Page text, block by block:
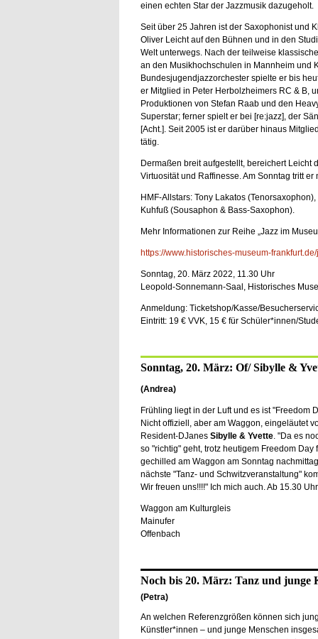
einen echten Star der Jazzmusik dazugeholt.
Seit über 25 Jahren ist der Saxophonist und
Oliver Leicht auf den Bühnen und in den
Welt unterwegs. Nach der teilweise
an den Musikhochschulen in Mannheim und
Bundesjugendjazzorchester spielte er bis
er Mitglied in Peter Herbolzheimers RC & B,
Produktionen von Stefan Raab und den
Superstar; ferner spielt er bei [re:jazz], der
[Acht.]. Seit 2005 ist er darüber hinaus
tätig.
Dermaßen breit aufgestellt, bereichert Leicht
Virtuosität und Raffinesse. Am Sonntag tritt
HMF-Allstars: Tony Lakatos
Kuhfuß (Sousaphon & Bass-Saxophon).
Mehr Informationen zur Reihe „Jazz im
https://www.historisches-museum-
Sonntag, 20. März 2022, 11.30 Uhr
Leopold-Sonnemann-Saal, Historisches
Anmeldung: Ticketshop/Kasse/
Eintritt: 19 € VVK, 15 € für Schüler*innen/
Sonntag, 20. März: Of/ Sibylle &
(Andrea)
Frühling liegt in der Luft und es ist "Freedom
Nicht offiziell, aber am Waggon, eingeläutet
Resident-DJanes Sibylle & Yvette. "Da es
so "richtig" geht, trotz heutigem Freedom Day
gechilled am Waggon am Sonntag
nächste "Tanz- und Schwitzveranstaltung"
Wir freuen uns!!!!" Ich mich auch. Ab 15.30
Waggon am Kulturgleis
Mainufer
Offenbach
Noch bis 20. März: Tanz und junge
(Petra)
An welchen Referenzgrößen können sich
Künstler*innen – und junge Menschen